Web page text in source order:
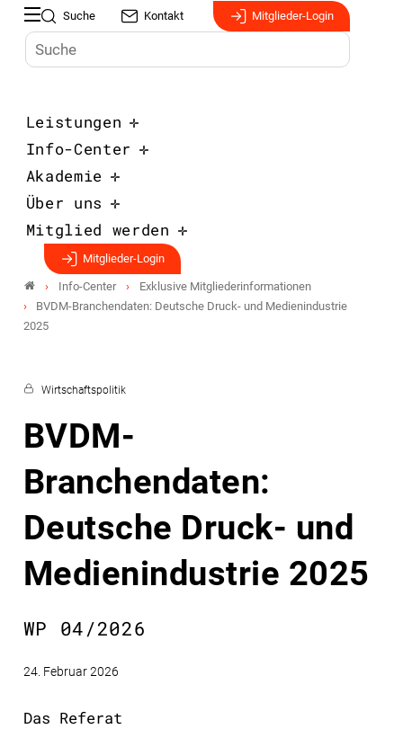
Suche Kontakt Mitglieder-Login
Leistungen
Info-Center
Akademie
Über uns
Mitglied werden
Mitglieder-Login
Info-Center
Exklusive Mitgliederinformationen
BVDM-Branchendaten: Deutsche Druck- und Medienindustrie
2025
Wirtschaftspolitik
BVDM-
Branchendaten:
Deutsche Druck- und
Medienindustrie 2025
WP 04/2026
24. Februar 2026
Das Referat